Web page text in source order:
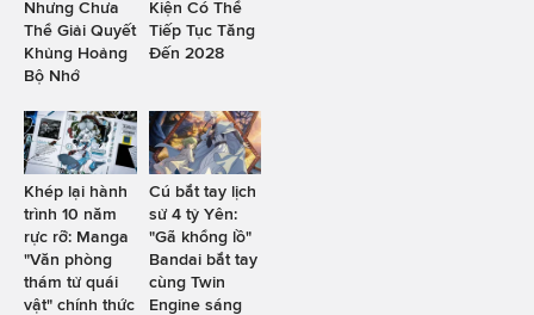
Nhưng Chưa
Thể Giải Quyết
Khủng Hoảng
Bộ Nhớ
Kiện Có Thể
Tiếp Tục Tăng
Đến 2028
Khép lại hành
trình 10 năm
rực rỡ: Manga
"Văn phòng
thám tử quái
vật" chính thức
Cú bắt tay lịch
sử 4 tỷ Yên:
"Gã khổng lồ"
Bandai bắt tay
cùng Twin
Engine sáng